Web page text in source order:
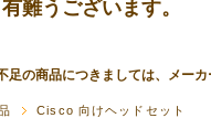
難うございます。
足の商品につきましては、メー
Cisco 向けヘッドセット